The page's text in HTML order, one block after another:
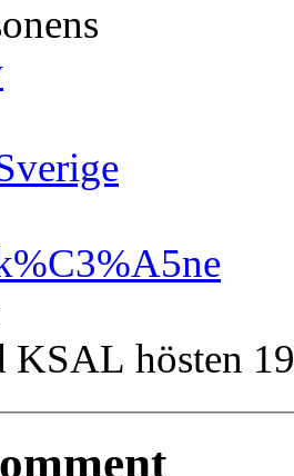
KSAL hösten